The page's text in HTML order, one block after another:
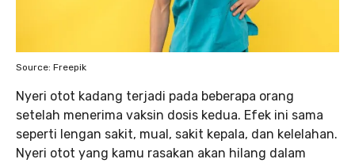
Source: Freepik
Nyeri otot kadang terjadi pada beberapa orang
setelah menerima vaksin dosis kedua. Efek ini sama
seperti lengan sakit, mual, sakit kepala, dan kelelahan.
Nyeri otot yang kamu rasakan akan hilang dalam